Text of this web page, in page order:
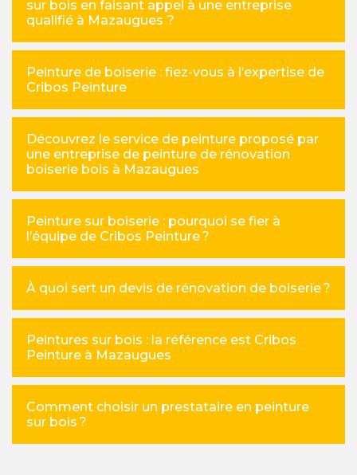
sur bois en faisant appel à une entreprise
qualifié à Mazaugues ?
Peinture de boiserie : fiez-vous à l’expertise de
Cribos Peinture
Découvrez le service de peinture proposé par
une entreprise de peinture de rénovation
boiserie bois à Mazaugues
Peinture sur boiserie : pourquoi se fier à
l’équipe de Cribos Peinture ?
À quoi sert un devis de rénovation de boiserie ?
Peintures sur bois : la référence est Cribos
Peinture à Mazaugues
Comment choisir un prestataire en peinture
sur bois ?